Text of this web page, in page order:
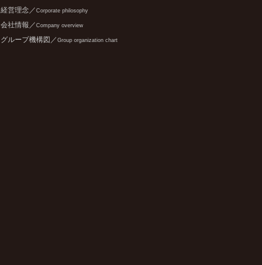
経営理念／ Corporate philosophy
会社情報／ Company overview
グループ機構図／ Group organization chart